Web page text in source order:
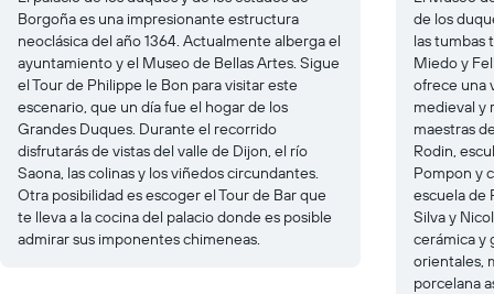
Borgoña es una impresionante estructura
neoclásica del año 1364. Actualmente alberga el
ayuntamiento y el Museo de Bellas Artes. Sigue
el Tour de Philippe le Bon para visitar este
escenario, que un día fue el hogar de los
Grandes Duques. Durante el recorrido
disfrutarás de vistas del valle de Dijon, el río
Saona, las colinas y los viñedos circundantes.
Otra posibilidad es escoger el Tour de Bar que
te lleva a la cocina del palacio donde es posible
admirar sus imponentes chimeneas.
de los
las tumbas
Miedo y
ofrece una
medieval y
maestras
Rodin,
Pompon y
escuela de
Silva y
cerámica y
orientales,
porcelana